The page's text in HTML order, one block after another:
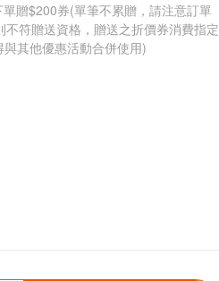
贈$200券(單筆不累贈，請注意訂單
符贈送資格，贈送之折價券消費指定
其他優惠活動合併使用)